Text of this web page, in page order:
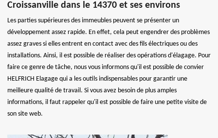
Croissanville dans le 14370 et ses environs
Les parties supérieures des immeubles peuvent se présenter un
développement assez rapide. En effet, cela peut engendrer des problèmes
assez graves si elles entrent en contact avec des fils électriques ou des
installations. Ainsi, il est possible de réaliser des opérations d'élagage. Pour
faire ce genre de tâche, nous vous informons qu'il est possible de convier
HELFRICH Elagage qui a les outils indispensables pour garantir une
meilleure qualité de travail. Si vous avez besoin de plus amples
informations, il faut rappeler qu'il est possible de faire une petite visite de
son site web.